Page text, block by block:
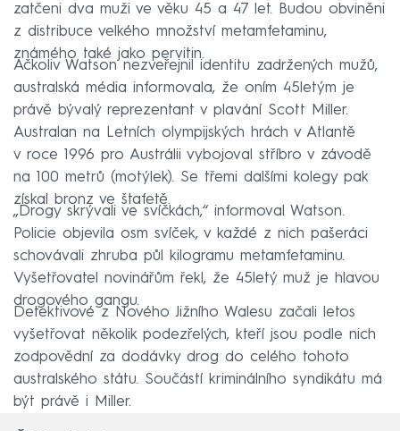
zatčeni dva muži ve věku 45 a 47 let. Budou obviněni
z distribuce velkého množství metamfetaminu,
známého také jako pervitin.
Ačkoliv Watson nezveřejnil identitu zadržených mužů,
australská média informovala, že oním 45letým je
právě bývalý reprezentant v plavání Scott Miller.
Australan na Letních olympijských hrách v Atlantě
v roce 1996 pro Austrálii vybojoval stříbro v závodě
na 100 metrů (motýlek). Se třemi dalšími kolegy pak
získal bronz ve štafetě.
„Drogy skrývali ve svíčkách,“ informoval Watson.
Policie objevila osm svíček, v každé z nich pašeráci
schovávali zhruba půl kilogramu metamfetaminu.
Vyšetřovatel novinářům řekl, že 45letý muž je hlavou
drogového gangu.
Detektivové z Nového Jižního Walesu začali letos
vyšetřovat několik podezřelých, kteří jsou podle nich
zodpovědní za dodávky drog do celého tohoto
australského státu. Součástí kriminálního syndikátu má
být právě i Miller.